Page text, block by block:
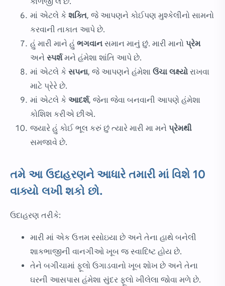
માં એટલે કે શક્તિ, જે આપણને કોઈપણ મુશ્કેલીનો સામનો
કરવાની તાકાત આપે છે.
હું મારી માને હું ભગવાન સમાન માનું છું. મારી માનો પ્રેમ
અને સ્પર્શમને હંમેશા શાંતિ આપે છે.
માં એટલે કે સપના, જે આપણને હંમેશા ઉંચા લક્ષ્યો રાખવા
માટે પ્રેરે છે.
માં એટલે કે આદર્શ, જેના જેવા બનવાની આપણે હંમેશા
કોશિશ કરીએ છીએ.
જ્યારે હું કોઈ ભૂલ કરું છું ત્યારે મારી મા મને પ્રેમથી
સમજાવે છે.
તમે આ ઉદાહરણને આધારે તમારી માં વિશે 10
વાક્યો લખી શકો છો.
ઉદાહરણ તરીકે:
મારી માં એક ઉત્તમ રસોઇયા છે અને તેના હાથે બનેલી
શાકભાજીની વાનગીઓ ખૂબ જ સ્વાદિષ્ટ હોય છે.
તેને બગીચામાં ફૂલો ઉગાડવાનો ખૂબ શોખ છે અને તેના
ઘરની આસપાસ હંમેશા સુંદર ફૂલો ખીલેલા જોવા મળે છે.